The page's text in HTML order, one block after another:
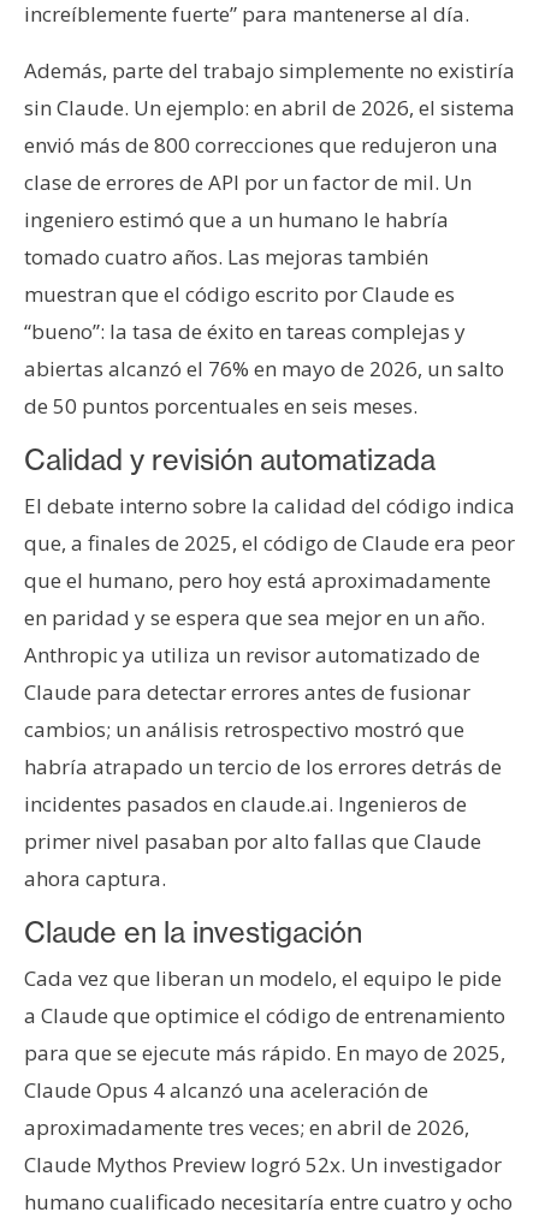
increíblemente fuerte” para mantenerse al día.
Además, parte del trabajo simplemente no existiría
sin Claude. Un ejemplo: en abril de 2026, el sistema
envió más de 800 correcciones que redujeron una
clase de errores de API por un factor de mil. Un
ingeniero estimó que a un humano le habría
tomado cuatro años. Las mejoras también
muestran que el código escrito por Claude es
“bueno”: la tasa de éxito en tareas complejas y
abiertas alcanzó el 76% en mayo de 2026, un salto
de 50 puntos porcentuales en seis meses.
Calidad y revisión automatizada
El debate interno sobre la calidad del código indica
que, a finales de 2025, el código de Claude era peor
que el humano, pero hoy está aproximadamente
en paridad y se espera que sea mejor en un año.
Anthropic ya utiliza un revisor automatizado de
Claude para detectar errores antes de fusionar
cambios; un análisis retrospectivo mostró que
habría atrapado un tercio de los errores detrás de
incidentes pasados en claude.ai. Ingenieros de
primer nivel pasaban por alto fallas que Claude
ahora captura.
Claude en la investigación
Cada vez que liberan un modelo, el equipo le pide
a Claude que optimice el código de entrenamiento
para que se ejecute más rápido. En mayo de 2025,
Claude Opus 4 alcanzó una aceleración de
aproximadamente tres veces; en abril de 2026,
Claude Mythos Preview logró 52x. Un investigador
humano cualificado necesitaría entre cuatro y ocho